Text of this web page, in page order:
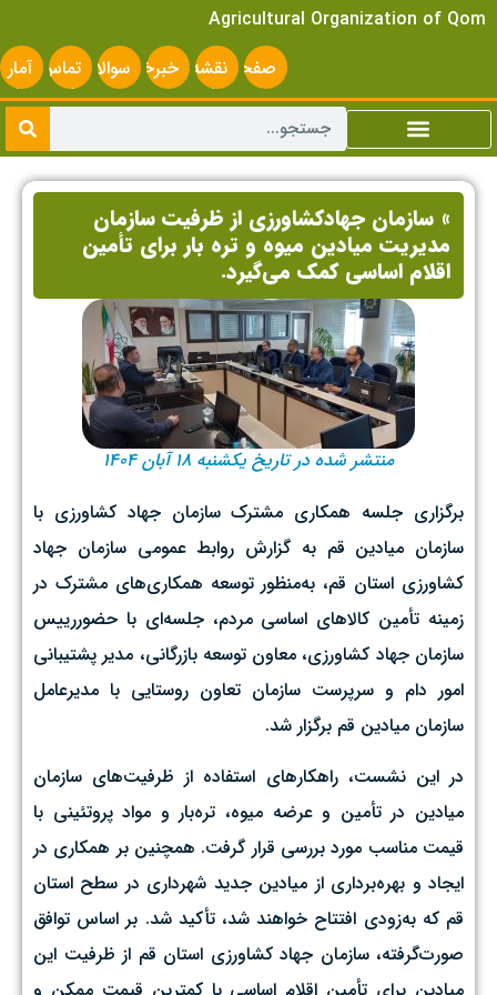
Agricultural Organization of Qom
صفحه
اصلی
نقشه
سایت
خبرخوانسوالات
متداول
تماس
با ما
آمار
» سازمان جهادکشاورزی از ظرفیت سازمان
مدیریت میادین میوه و تره بار برای تأمین
اقلام اساسی کمک می‌گیرد.
منتشر شده در تاریخ یکشنبه ۱۸ آبان ۱۴۰۴
برگزاری جلسه همکاری مشترک سازمان جهاد کشاورزی با
سازمان میادین قم به گزارش روابط عمومی سازمان جهاد
کشاورزی استان قم، به‌منظور توسعه همکاری‌های مشترک در
زمینه تأمین کالاهای اساسی مردم، جلسه‌ای با حضوررییس
سازمان جهاد کشاورزی، معاون توسعه بازرگانی، مدیر پشتیبانی
امور دام و سرپرست سازمان تعاون روستایی با مدیرعامل
سازمان میادین قم برگزار شد.
در این نشست، راهکارهای استفاده از ظرفیت‌های سازمان
میادین در تأمین و عرضه میوه، تره‌بار و مواد پروتئینی با
قیمت مناسب مورد بررسی قرار گرفت. همچنین بر همکاری در
ایجاد و بهره‌برداری از میادین جدید شهرداری در سطح استان
قم که به‌زودی افتتاح خواهند شد، تأکید شد. بر اساس توافق
صورت‌گرفته، سازمان جهاد کشاورزی استان قم از ظرفیت این